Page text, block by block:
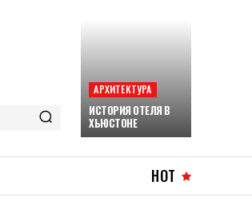
АРХИТЕКТУРА
ИСТОРИЯ ОТЕЛЯ В
ХЬЮСТОНЕ
HOT